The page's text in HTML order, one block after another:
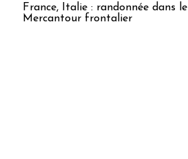
France, Italie : randonnée dans le
Mercantour frontalier